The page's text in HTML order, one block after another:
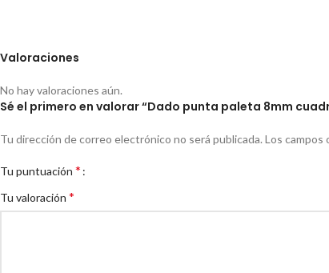
Valoraciones
No hay valoraciones aún.
Sé el primero en valorar “Dado punta paleta 8mm
Tu dirección de correo electrónico no será publicada. Los campos
Tu puntuación *
Tu valoración *